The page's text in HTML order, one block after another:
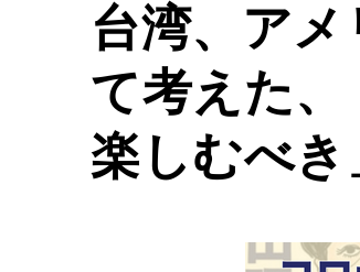
台湾、ア
て考えた
楽しむべき